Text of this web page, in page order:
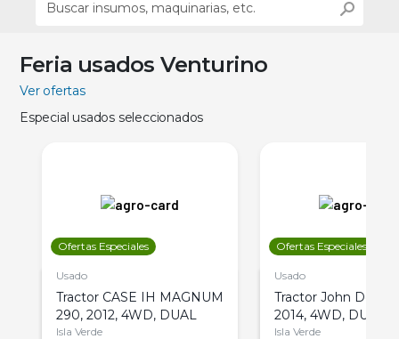
Feria usados Venturino
Ver ofertas
Especial usados seleccionados
Ofertas Especiales
Usado
Tractor CASE IH MAGNUM
290, 2012, 4WD, DUAL
Isla Verde
Ofertas Especiales
Usado
Tractor John Deere
2014, 4WD, DUAL
Isla Verde